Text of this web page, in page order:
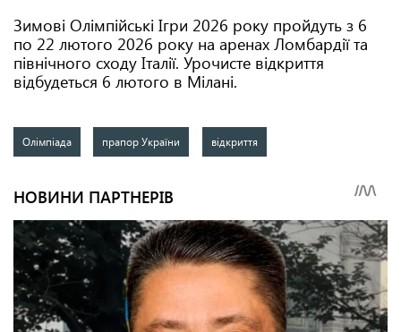
Зимові Олімпійські Ігри 2026 року пройдуть з 6
по 22 лютого 2026 року на аренах Ломбардії та
північного сходу Італії. Урочисте відкриття
відбудеться 6 лютого в Мілані.
Олімпіада прапор України відкриття